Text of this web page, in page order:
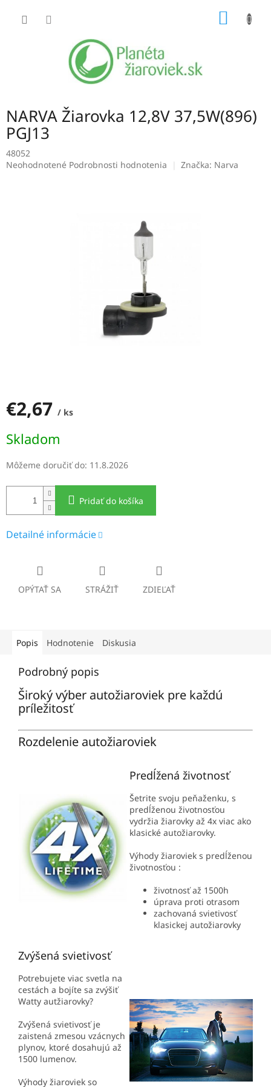
NARVA Žiarovka 12,8V 37,5W(896)
PGJ13
48052
Priemerné
Neohodnotené Podrobnosti hodnotenia Značka: Narva
€2,67 / ks
cena:
Skladom
Môžeme doručiť do: 11.8.2026
Pridať do košíka
Detailné informácie
OPÝTAŤ SA STRÁŽIŤ ZDIEĽAŤ
Popis Hodnotenie Diskusia
Podrobný popis
Široký výber autožiaroviek pre každú
príležitosť
Rozdelenie autožiaroviek
Predĺžená životnosť
Šetrite svoju peňaženku, s
predĺženou životnosťou
vydržia žiarovky až 4x viac ako
klasické autožiarovky.
Výhody žiaroviek s predĺženou
životnosťou :
životnosť až 1500h
úprava proti otrasom
zachovaná svietivosť
klasickej autožiarovky
Zvýšená svietivosť
Potrebujete viac svetla na
cestách a bojíte sa zvýšiť
Watty autžiarovky?
Zvýšená svietivosť je
zaistená zmesou vzácnych
plynov, ktoré dosahujú až
1500 lumenov.
Výhody žiaroviek so